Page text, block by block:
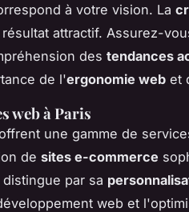
à votre vision. La
attractif. Assurez-
des tendances
de l'ergonomie web et
web à Paris
une gamme de
de sites e-commerce
par sa
web et